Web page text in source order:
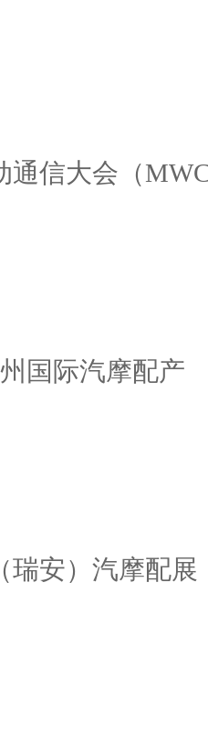
通信大会（
国际汽摩配产
瑞安）汽摩配展